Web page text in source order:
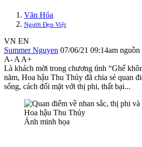
Văn Hóa
Người Đẹp Việt
VN EN
Summer Nguyen 07/06/21 09:14am nguồn
A- A A+
Là khách mời trong chương tình “Ghế
năm, Hoa hậu Thu Thủy đã chia sẻ quan
sống, cách đối mặt với thị phi, thất bại...
Ảnh minh họa